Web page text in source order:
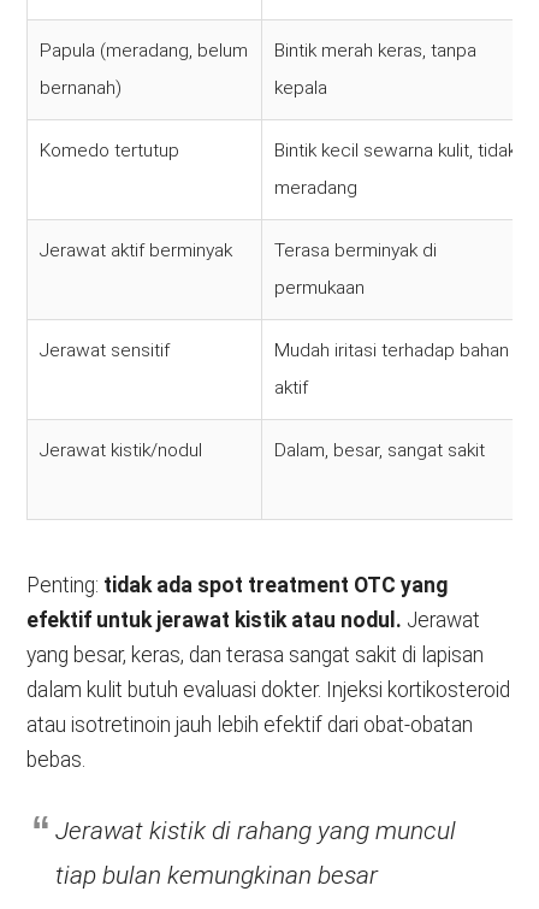
Papula (meradang, belum
bernanah)
Bintik merah keras, tanpa
kepala
Komedo tertutup
Bintik kecil sewarna kulit, tidak
meradang
Jerawat aktif berminyak
Terasa berminyak di
permukaan
Jerawat sensitif
Mudah iritasi terhadap bahan
aktif
Jerawat kistik/nodul Dalam, besar, sangat sakit
Penting: tidak ada spot treatment OTC yang
efektif untuk jerawat kistik atau nodul. Jerawat
yang besar, keras, dan terasa sangat sakit di lapisan
dalam kulit butuh evaluasi dokter. Injeksi kortikosteroid
atau isotretinoin jauh lebih efektif dari obat-obatan
bebas.
Jerawat kistik di rahang yang muncul
tiap bulan kemungkinan besar